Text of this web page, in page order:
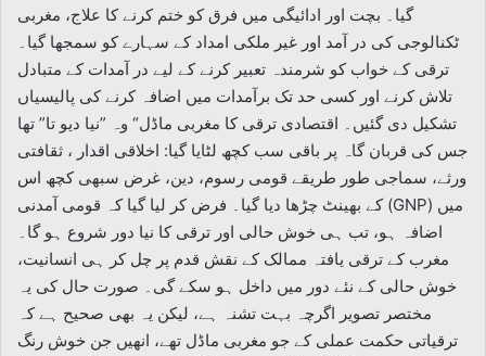
گیا۔ بچت اور ادائیگی میں فرق کو ختم کرنے کا علاج، مغربی
ٹکنالوجی کی در آمد اور غیر ملکی امداد کے سہارے کو سمجھا گیا۔
ترقی کے خواب کو شرمندہ تعبیر کرنے کے لیے در آمدات کے متبادل
تلاش کرنے اور کسی حد تک برآمدات میں اضافہ کرنے کی پالیسیاں
تشکیل دی گئیں۔ اقتصادی ترقی کا مغربی ماڈل“ وہ ”نیا دیو تا” تھا
جس کی قربان گاہ پر باقی سب کچھ لٹایا گیا: اخلاقی اقدار ، ثقافتی
ورثے، سماجی طور طریقے قومی رسوم، دین، غرض سبھی کچھ اس
کے بھینٹ چڑھا دیا گیا۔ فرض کر لیا گیا کہ قومی آمدنی (GNP) میں
اضافہ ہو، تب ہی خوش حالی اور ترقی کا نیا دور شروع ہو گا۔
مغرب کے ترقی یافتہ ممالک کے نقش قدم پر چل کر ہی انسانیت،
خوش حالی کے نئے دور میں داخل ہو سکے گی۔ صورت حال کی یہ
مختصر تصویر اگرچہ بہت تشنہ ہے، لیکن یہ بھی صحیح ہے کہ
ترقیاتی حکمت عملی کے جو مغربی ماڈل تھے، انھیں جن خوش رنگ